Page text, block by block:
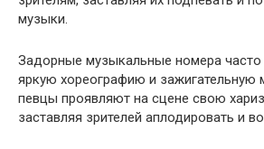
музыки.
Задорные музыкальные номера
яркую хореографию и зажигательную
певцы проявляют на сцене свою
заставляя зрителей аплодировать и